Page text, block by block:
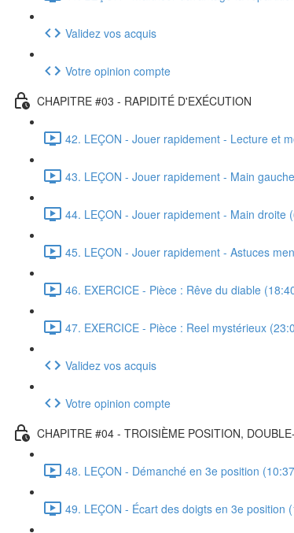
Validez vos acquis
Votre opinion compte
CHAPITRE #03 - RAPIDITÉ D'EXÉCUTION
42. LEÇON - Jouer rapidement - Lecture et
43. LEÇON - Jouer rapidement - Main
44. LEÇON - Jouer rapidement - Main droite
45. LEÇON - Jouer rapidement - Astuces
46. EXERCICE - Pièce : Rêve du diable
47. EXERCICE - Pièce : Reel mystérieux
Validez vos acquis
Votre opinion compte
CHAPITRE #04 - TROISIÈME POSITION,
48. LEÇON - Démanché en 3e position
49. LEÇON - Écart des doigts en 3e position